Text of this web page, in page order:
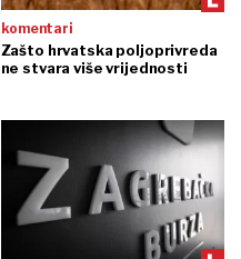
komentari
Zašto hrvatska poljoprivreda
ne stvara više vrijednosti